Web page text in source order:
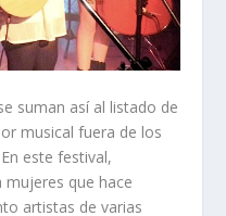
suman así al listado de
musical fuera de los
este festival,
mujeres que hace
artistas de varias